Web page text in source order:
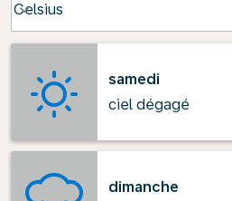
Celsius
keyboard_arrow_down
samedi
ciel dégagé
dimanche